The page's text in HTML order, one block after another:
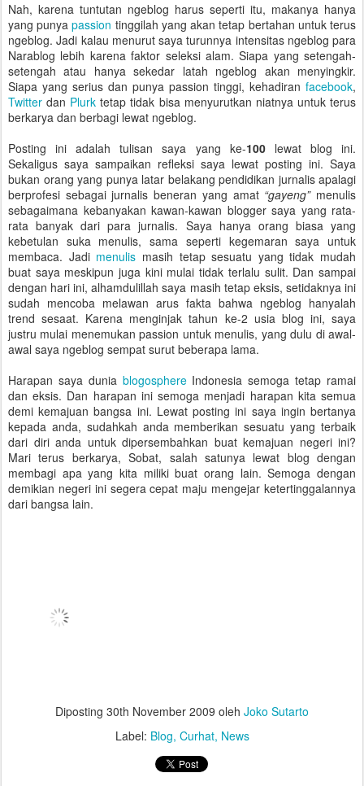
Nah, karena tuntutan ngeblog harus seperti itu, makanya hanya
yang punyapassion tinggilah yang akan tetap bertahan untuk terus
ngeblog. Jadi kalau menurut saya turunnya intensitas ngeblog para
Narablog lebih karena faktor seleksi alam. Siapa yang setengah-
setengah atau hanya sekedar latah ngeblog akan menyingkir.
Siapa yang serius dan punya passion tinggi, kehadiran facebook,
Twitter dan Plurk tetap tidak bisa menyurutkan niatnya untuk terus
berkarya dan berbagi lewat ngeblog.
Posting ini adalah tulisan saya yang ke-100lewat blog ini.
Sekaligus saya sampaikan refleksi saya lewat posting ini. Saya
bukan orang yang punya latar belakang pendidikan jurnalis apalagi
berprofesi sebagai jurnalis beneran yang amat “gayeng”menulis
sebagaimana kebanyakan kawan-kawan blogger saya yang rata-
rata banyak dari para jurnalis. Saya hanya orang biasa yang
kebetulan suka menulis, sama seperti kegemaran saya untuk
membaca. Jadi menulis masih tetap sesuatu yang tidak mudah
buat saya meskipun juga kini mulai tidak terlalu sulit. Dan sampai
dengan hari ini, alhamdulillah saya masih tetap eksis, setidaknya ini
sudah mencoba melawan arus fakta bahwa ngeblog hanyalah
trend sesaat. Karena menginjak tahun ke-2 usia blog ini, saya
justru mulai menemukan passion untuk menulis, yang dulu di awal-
awal saya ngeblog sempat surut beberapa lama.
Harapan saya dunia blogosphere Indonesia semoga tetap ramai
dan eksis. Dan harapan ini semoga menjadi harapan kita semua
demi kemajuan bangsa ini. Lewat posting ini saya ingin bertanya
kepada anda, sudahkah anda memberikan sesuatu yang terbaik
dari diri anda untuk dipersembahkan buat kemajuan negeri ini?
Mari terus berkarya, Sobat, salah satunya lewat blog dengan
membagi apa yang kita miliki buat orang lain. Semoga dengan
demikian negeri ini segera cepat maju mengejar ketertinggalannya
dari bangsa lain.
Diposting 30th November 2009 oleh Joko Sutarto
Label: Blog Curhat News